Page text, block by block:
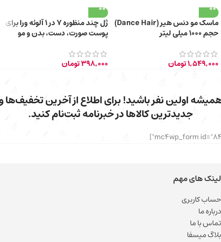
ماسک مو دنس هیر (Dance Hair)
حجم ۱۰۰۰ میلی لیتر
1,549,000تومان
ژل چند منظوره 7 در 1 آلوئه ورا برای
پوست صورت، دست، بدن و مو
398,000تومان
اولین نفر باشید! برای اطلاع از آخرین تخفیف‌ها
جدیدترین کالاها در خبرنامه ثبت‌نام کنید.
لینک های مهم
حساب کاربری
درباره ما
تماس با ما
بلاگ میسفا